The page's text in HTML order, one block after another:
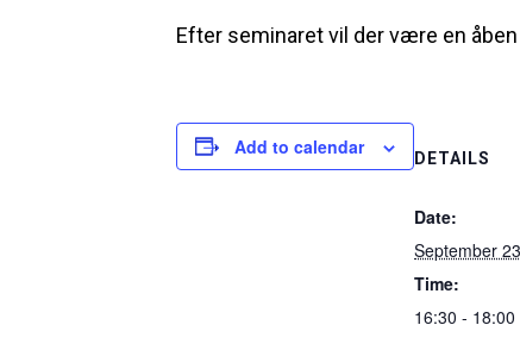
Efter seminaret vil der være en
Add to calendar DETAILS
Date:
September
Time:
16:30 - 18:00